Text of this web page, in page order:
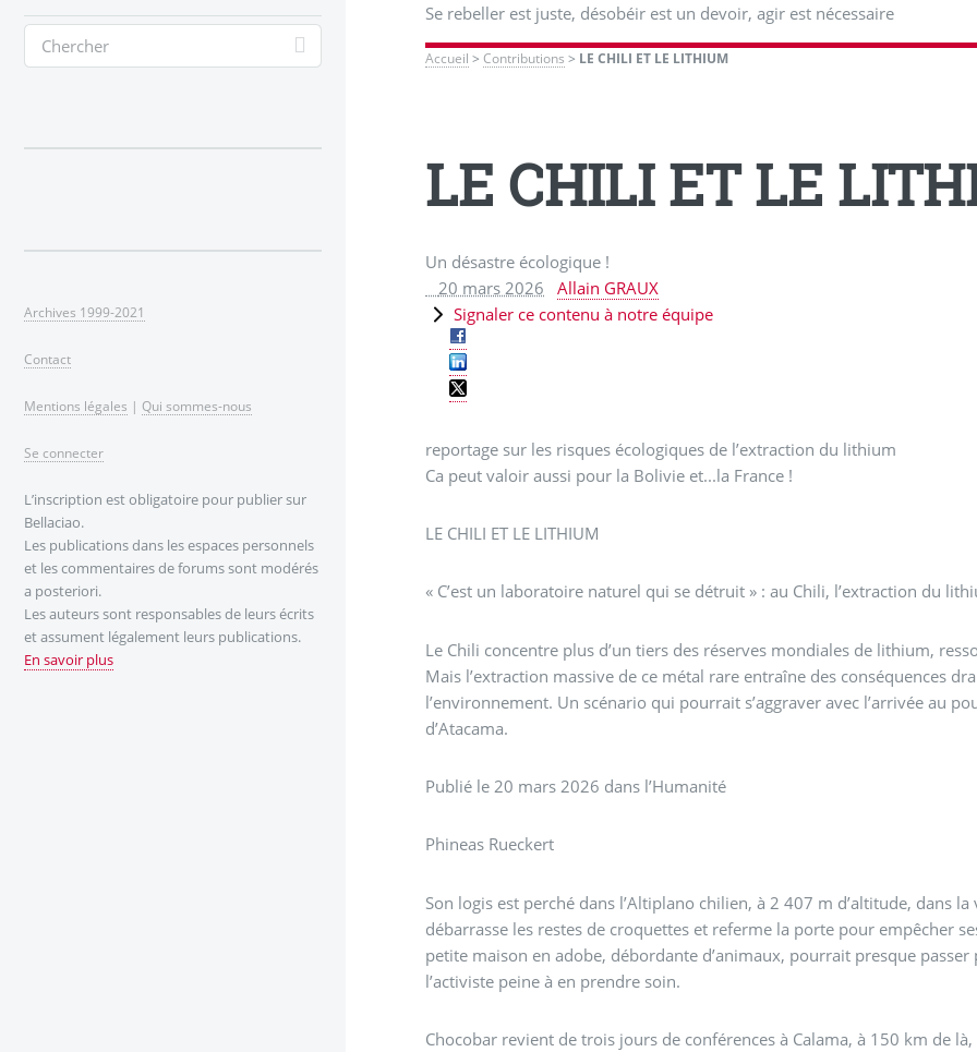
Se rebeller est juste, désobéir est un devoir, agir est nécessaire
Accueil >Contributions > LE CHILI ET LE LITHIUM
LE CHILI ET LE
Un désastre écologique !
20 mars 2026
Allain GRAUX
Signaler ce contenu à notre équipe
reportage sur les risques écologiques de l’extraction du lithium
Ca peut valoir aussi pour la Bolivie et...la France !
LE CHILI ET LE LITHIUM
« C’est un laboratoire naturel qui se détruit » : au Chili, l’extraction du
Le Chili concentre plus d’un tiers des réserves mondiales de lithium,
Mais l’extraction massive de ce métal rare entraîne des conséquences
l’environnement. Un scénario qui pourrait s’aggraver avec l’arrivée au
d’Atacama.
Publié le 20 mars 2026 dans l’Humanité
Phineas Rueckert
Son logis est perché dans l’Altiplano chilien, à 2 407 m d’altitude, dans
débarrasse les restes de croquettes et referme la porte pour empêcher
petite maison en adobe, débordante d’animaux, pourrait presque
l’activiste peine à en prendre soin.
Chocobar revient de trois jours de conférences à Calama, à 150 km de
Archives 1999-2021
Contact
Mentions légales | Qui sommes-nous
Se connecter
L’inscription est obligatoire pour publier sur
Bellaciao.
Les publications dans les espaces personnels
et les commentaires de forums sont modérés
a posteriori.
Les auteurs sont responsables de leurs écrits
et assument légalement leurs publications.
En savoir plus